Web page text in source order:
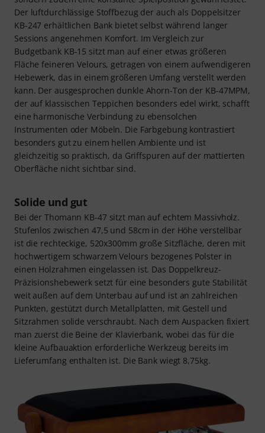
Der luftdurchlässige Stoffbezug der auch als Doppelsitzer
KB-247 erhältlichen Bank bietet selbst während langer
Sessions angenehmen Komfort. Im Vergleich zur
Budgetbank KB-15 sitzt man auf einer etwas größeren
Fläche feineren Velours, getragen von einem aufwendigeren
Hebewerk, das in einem größeren Umfang verstellt werden
kann. Der ausgesprochen dunkle Ahorn-Ton der KB-47MPM,
der auf klassischen Teppichen besonders edel wirkt, schafft
eine harmonische Verbindung zu ebensolchen
Instrumenten oder Möbeln. Die Farbgebung kontrastiert
besonders gut zu einem hellen Ambiente und ist
gleichzeitig so praktisch, da Griffspuren auf der mattierten
Oberfläche nicht sichtbar sind.
Solide und gut
Bei der Thomann KB-47 sitzt man auf echtem Massivholz.
Stufenlos zwischen 47,5 und 58cm in der Höhe verstellbar
ist die rechteckige, 520x300mm große Sitzfläche, deren mit
hochwertigem schwarzem Velours bezogenes Polster in
einen Holzrahmen eingelassen ist. Das Doppelkreuz-
Präzisionshebewerk setzt für eine besonders gute Stabilität
weit außen auf dem Unterbau auf und ist an zahlreichen
Punkten, gestützt durch Metallplatten, mit Gestell und
Sitzrahmen solide verschraubt. Nach dem Auspacken fixiert
man zuerst die Beine der Klavierbank, wobei das für die
kleine Aufbauaktion erforderliche Werkzeug bereits im
Lieferumfang enthalten ist. Die Bank wiegt 8,75kg.